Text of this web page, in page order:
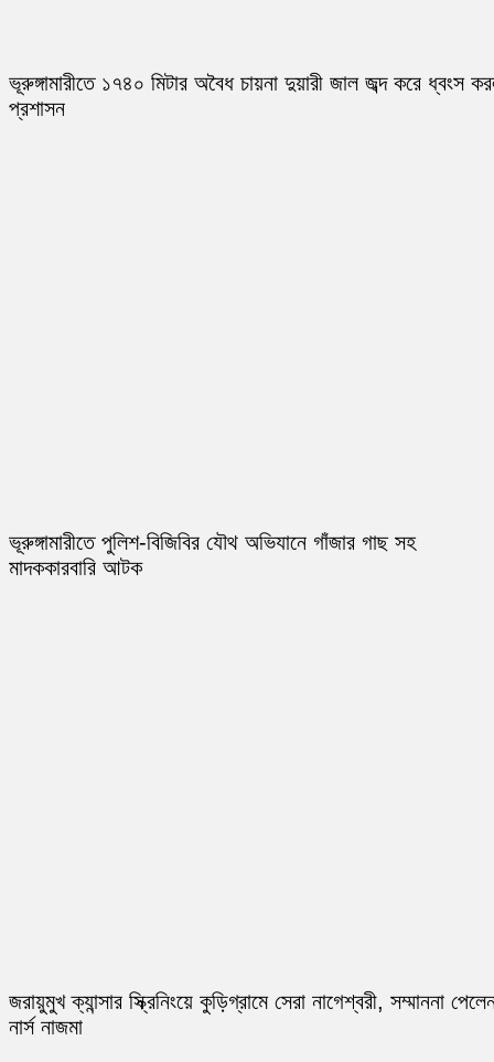
ভূরুঙ্গামারীতে ১৭৪০ মিটার অবৈধ চায়না দুয়ারী জাল জব্দ করে ধ্বংস
প্রশাসন
ভূরুঙ্গামারীতে পুলিশ-বিজিবির যৌথ অভিযানে গাঁজার গাছ সহ
মাদককারবারি আটক
জরায়ুমুখ ক্যান্সার স্ক্রিনিংয়ে কুড়িগ্রামে সেরা নাগেশ্বরী, সম্মাননা
নার্স নাজমা